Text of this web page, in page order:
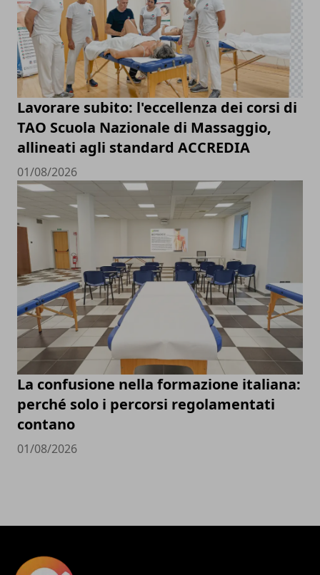
Lavorare subito: l'eccellenza dei corsi di
TAO Scuola Nazionale di Massaggio,
allineati agli standard ACCREDIA
01/08/2026
La confusione nella formazione italiana:
perché solo i percorsi regolamentati
contano
01/08/2026